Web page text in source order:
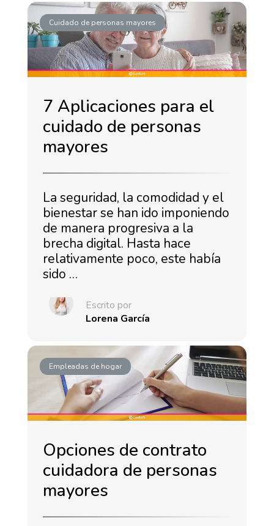
Cuidado de personas mayores
7 Aplicaciones para el
cuidado de personas
mayores
La seguridad, la comodidad y el
bienestar se han ido imponiendo
de manera progresiva a la
brecha digital. Hasta hace
relativamente poco, este había
sido …
Escrito por
Lorena García
Empleadas de hogar
Opciones de contrato
cuidadora de personas
mayores